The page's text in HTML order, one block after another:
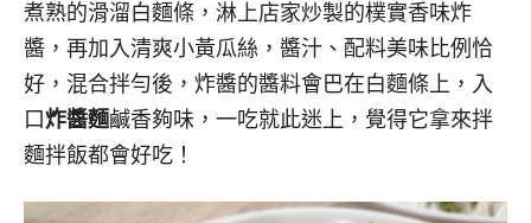
煮熟的滑溜白麵條，淋上店家炒製的樸實香味炸
醬，再加入清爽小黃瓜絲，醬汁、配料美味比例恰
好，混合拌勻後，炸醬的醬料會巴在白麵條上，入
口炸醬麵鹹香夠味，一吃就此迷上，覺得它拿來拌
麵拌飯都會好吃！